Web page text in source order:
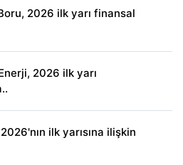
2026 ilk yarı finansal
2026 ilk yarı
ilk yarısına ilişkin